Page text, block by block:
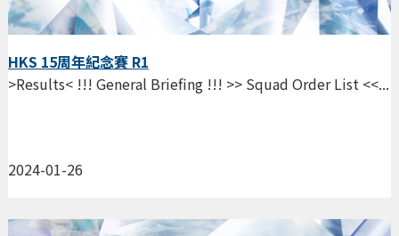
HKS 15周年紀念賽 R1
2024-01-26
>Results< !!! General Briefing !!! >> Squad Order List <<...